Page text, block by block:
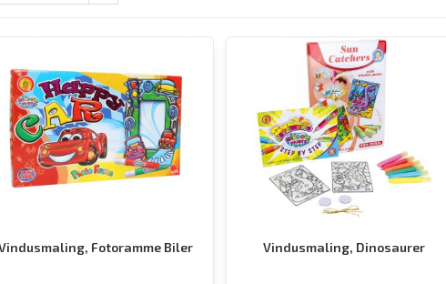
Fotoramme Biler Vindusmaling, Dinosaurer